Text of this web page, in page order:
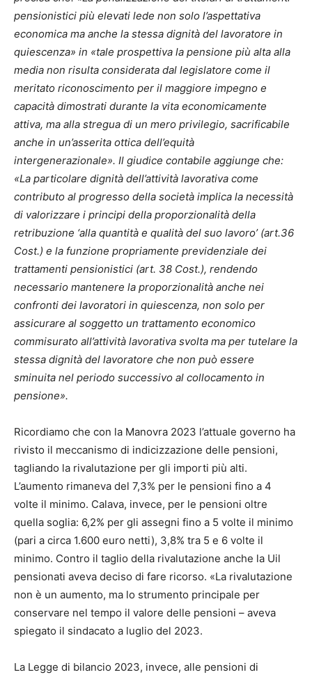
pensionistici più elevati lede non solo l’aspettativa
economica ma anche la stessa dignità del lavoratore in
quiescenza» in «tale prospettiva la pensione più alta alla
media non risulta considerata dal legislatore come il
meritato riconoscimento per il maggiore impegno e
capacità dimostrati durante la vita economicamente
attiva, ma alla stregua di un mero privilegio, sacrificabile
anche in un’asserita ottica dell’equità
intergenerazionale». Il giudice contabile aggiunge che:
«La particolare dignità dell’attività lavorativa come
contributo al progresso della società implica la necessità
di valorizzare i principi della proporzionalità della
retribuzione ‘alla quantità e qualità del suo lavoro’ (art.36
Cost.) e la funzione propriamente previdenziale dei
trattamenti pensionistici (art. 38 Cost.), rendendo
necessario mantenere la proporzionalità anche nei
confronti dei lavoratori in quiescenza, non solo per
assicurare al soggetto un trattamento economico
commisurato all’attività lavorativa svolta ma per tutelare la
stessa dignità del lavoratore che non può essere
sminuita nel periodo successivo al collocamento in
pensione».
Ricordiamo che con la Manovra 2023 l’attuale governo ha
rivisto il meccanismo di indicizzazione delle pensioni,
tagliando la rivalutazione per gli importi più alti.
L’aumento rimaneva del 7,3% per le pensioni fino a 4
volte il minimo. Calava, invece, per le pensioni oltre
quella soglia: 6,2% per gli assegni fino a 5 volte il minimo
(pari a circa 1.600 euro netti), 3,8% tra 5 e 6 volte il
minimo. Contro il taglio della rivalutazione anche la Uil
pensionati aveva deciso di fare ricorso. «La rivalutazione
non è un aumento, ma lo strumento principale per
conservare nel tempo il valore delle pensioni – aveva
spiegato il sindacato a luglio del 2023.
La Legge di bilancio 2023, invece, alle pensioni di